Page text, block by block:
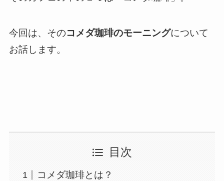
今回は、そのコメダ珈琲のモーニングについて
お話します。
目次
コメダ珈琲とは？